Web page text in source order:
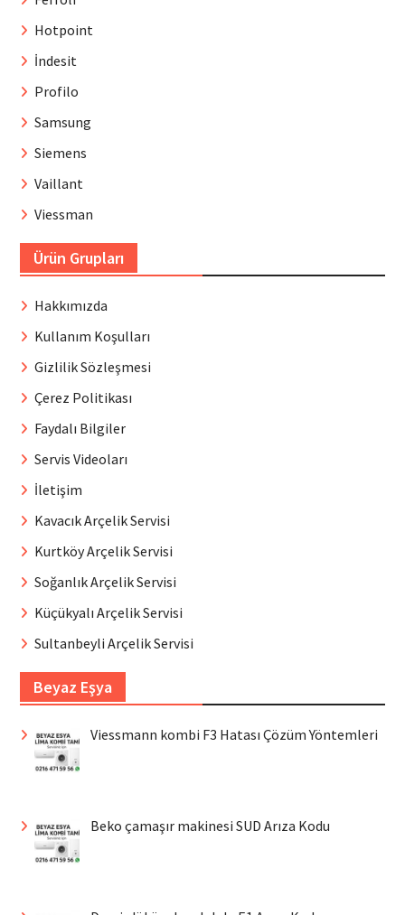
Hotpoint
İndesit
Profilo
Samsung
Siemens
Vaillant
Viessman
Ürün Grupları
Hakkımızda
Kullanım Koşulları
Gizlilik Sözleşmesi
Çerez Politikası
Faydalı Bilgiler
Servis Videoları
İletişim
Kavacık Arçelik Servisi
Kurtköy Arçelik Servisi
Soğanlık Arçelik Servisi
Küçükyalı Arçelik Servisi
Sultanbeyli Arçelik Servisi
Beyaz Eşya
Viessmann kombi F3 Hatası Çözüm Yöntemleri
Beko çamaşır makinesi SUD Arıza Kodu